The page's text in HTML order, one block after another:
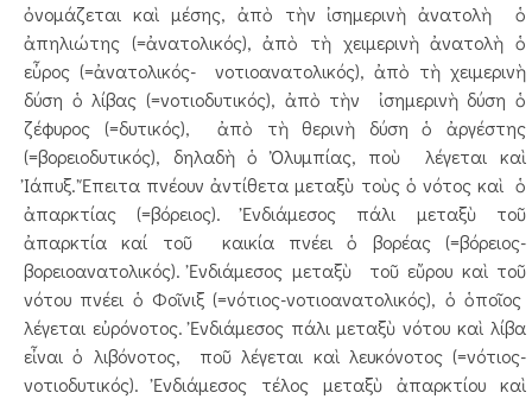
ὀνομάζεται καὶ μέσης, ἀπὸ τὴν ἰσημερινὴ ἀνατολὴ ὁ
ἀπηλιώτης (=ἀνατολικός), ἀπὸ τὴ χειμερινὴ ἀνατολὴ ὁ
εὖρος (=ἀνατολικός- νοτιοανατολικός), ἀπὸ τὴ χειμερινὴ
δύση ὁ λίβας (=νοτιοδυτικός), ἀπὸ τὴν ἰσημερινὴ δύση ὁ
ζέφυρος (=δυτικός), ἀπὸ τὴ θερινὴ δύση ὁ ἀργέστης
(=βορειοδυτικός), δηλαδὴ ὁ Ὀλυμπίας, ποὺ λέγεται καὶ
Ἰάπυξ. Ἔπειτα πνέουν ἀντίθετα μεταξὺ τοὺς ὁ νότος καὶ ὁ
ἀπαρκτίας (=βόρειος). Ἐνδιάμεσος πάλι μεταξὺ τοῦ
ἀπαρκτία καί τοῦ καικία πνέει ὁ βορέας (=βόρειος-
βορειοανατολικός). Ἐνδιάμεσος μεταξὺ τοῦ εὔρου καὶ τοῦ
νότου πνέει ὁ Φοῖνιξ (=νότιος-νοτιοανατολικός), ὁ ὁποῖος
λέγεται εὐρόνοτος. Ἐνδιάμεσος πάλι μεταξὺ νότου καὶ λίβα
εἶναι ὁ λιβόνοτος, ποῦ λέγεται καὶ λευκόνοτος (=νότιος-
νοτιοδυτικός). Ἐνδιάμεσος τέλος μεταξὺ ἀπαρκτίου καὶ